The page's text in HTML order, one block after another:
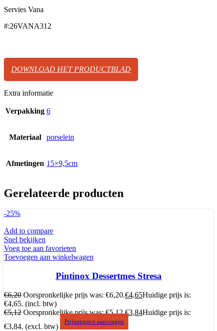
Servies Vana
#:26VANA312
DOWNLOAD HET PRODUCTBLAD
Extra informatie
Verpakking 6
Materiaal porselein
Afmetingen 15×9,5cm
Gerelateerde producten
-25%
Add to compare
Snel bekijken
Voeg toe aan favorieten
Toevoegen aan winkelwagen
Pintinox Dessertmes Stresa
€6,20 Oorspronkelijke prijs was: €6,20.€4,65Huidige prijs is:
€4,65. (incl. btw)
€5,12 Oorspronkelijke prijs was: €5,12.€3,84Huidige prijs is:
€3,84. (excl. btw)
Prijsopgave aanvragen